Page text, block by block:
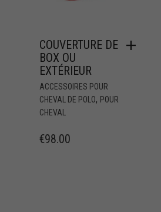
COUVERTURE DE
BOX OU
EXTÉRIEUR
ACCESSOIRES POUR
CHEVAL DE POLO, POUR
CHEVAL
€98.00